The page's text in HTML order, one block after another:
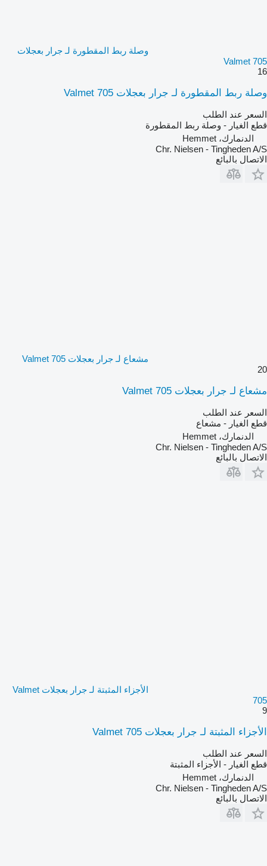
وصلة ربط المقطورة لـ جرار بعجلات
Valmet 705
16
وصلة ربط المقطورة لـ جرار بعجلات Valmet 705
السعر عند الطلب
قطع الغيار - وصلة ربط المقطورة
الدنمارك، Hemmet
Chr. Nielsen - Tingheden A/S
الاتصال بالبائع
مشعاع لـ جرار بعجلات Valmet 705
20
مشعاع لـ جرار بعجلات Valmet 705
السعر عند الطلب
قطع الغيار - مشعاع
الدنمارك، Hemmet
Chr. Nielsen - Tingheden A/S
الاتصال بالبائع
الأجزاء المثبتة لـ جرار بعجلات Valmet
705
9
الأجزاء المثبتة لـ جرار بعجلات Valmet 705
السعر عند الطلب
قطع الغيار - الأجزاء المثبتة
الدنمارك، Hemmet
Chr. Nielsen - Tingheden A/S
الاتصال بالبائع